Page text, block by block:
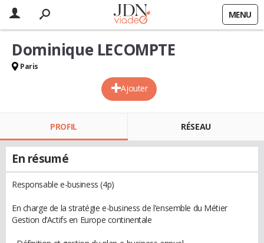
MENU
Ajouter
Dominique LECOMPTE
Paris
PROFIL RÉSEAU
En résumé
Responsable e-business (4p)
En charge de la stratégie e-business de l’ensemble du Métier
Gestion d’Actifs en Europe continentale